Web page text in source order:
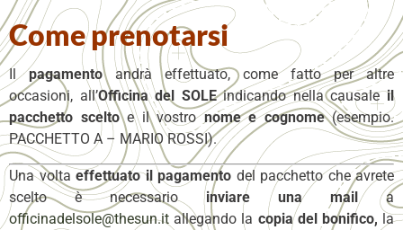
Come prenotarsi
Ilpagamentoandrà effettuato, come fatto per altre
occasioni, all’Officina del SOLEindicando nella causaleil
pacchetto sceltoe il vostronome e cognome(esempio.
PACCHETTO A – MARIO ROSSI).
Una volta effettuato il pagamento del pacchetto che avrete
scelto è necessarioinviare una maila
officinadelsole@thesun.it allegando la copia del bonifico, la